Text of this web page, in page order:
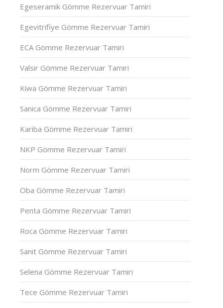
Egeseramik Gömme Rezervuar Tamiri
Egevitrifiye Gömme Rezervuar Tamiri
ECA Gömme Rezervuar Tamiri
Valsir Gömme Rezervuar Tamiri
Kiwa Gömme Rezervuar Tamiri
Sanica Gömme Rezervuar Tamiri
Kariba Gömme Rezervuar Tamiri
NKP Gömme Rezervuar Tamiri
Norm Gömme Rezervuar Tamiri
Oba Gömme Rezervuar Tamiri
Penta Gömme Rezervuar Tamiri
Roca Gömme Rezervuar Tamiri
Sanit Gömme Rezervuar Tamiri
Selena Gömme Rezervuar Tamiri
Tece Gömme Rezervuar Tamiri